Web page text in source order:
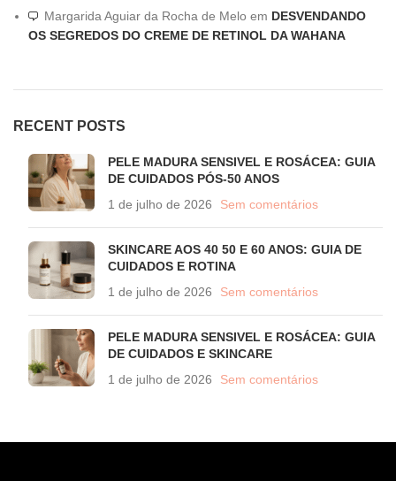
Margarida Aguiar da Rocha de Melo em DESVENDANDO
OS SEGREDOS DO CREME DE RETINOL DA WAHANA
RECENT POSTS
PELE MADURA SENSIVEL E ROSÁCEA: GUIA
DE CUIDADOS PÓS-50 ANOS
1 de julho de 2026
Sem comentários
SKINCARE AOS 40 50 E 60 ANOS: GUIA DE
CUIDADOS E ROTINA
1 de julho de 2026
Sem comentários
PELE MADURA SENSIVEL E ROSÁCEA: GUIA
DE CUIDADOS E SKINCARE
1 de julho de 2026
Sem comentários